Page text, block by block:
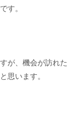
す。
が、機会が訪れた
思います。